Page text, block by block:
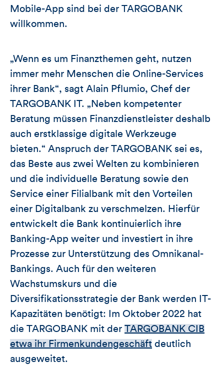
Mobile-App sind bei der TARGOBANK
willkommen.
„Wenn es um Finanzthemen geht, nutzen
immer mehr Menschen die Online-Services
ihrer Bank“, sagt Alain Pflumio, Chef der
TARGOBANK IT. „Neben kompetenter
Beratung müssen Finanzdienstleister deshalb
auch erstklassige digitale Werkzeuge
bieten.“ Anspruch der TARGOBANK sei es,
das Beste aus zwei Welten zu kombinieren
und die individuelle Beratung sowie den
Service einer Filialbank mit den Vorteilen
einer Digitalbank zu verschmelzen. Hierfür
entwickelt die Bank kontinuierlich ihre
Banking-App weiter und investiert in ihre
Prozesse zur Unterstützung des Omnikanal-
Bankings. Auch für den weiteren
Wachstumskurs und die
Diversifikationsstrategie der Bank werden IT-
Kapazitäten benötigt: Im Oktober 2022 hat
die TARGOBANK mit der TARGOBANK CIB
etwa ihr Firmenkundengeschäft deutlich
ausgeweitet.